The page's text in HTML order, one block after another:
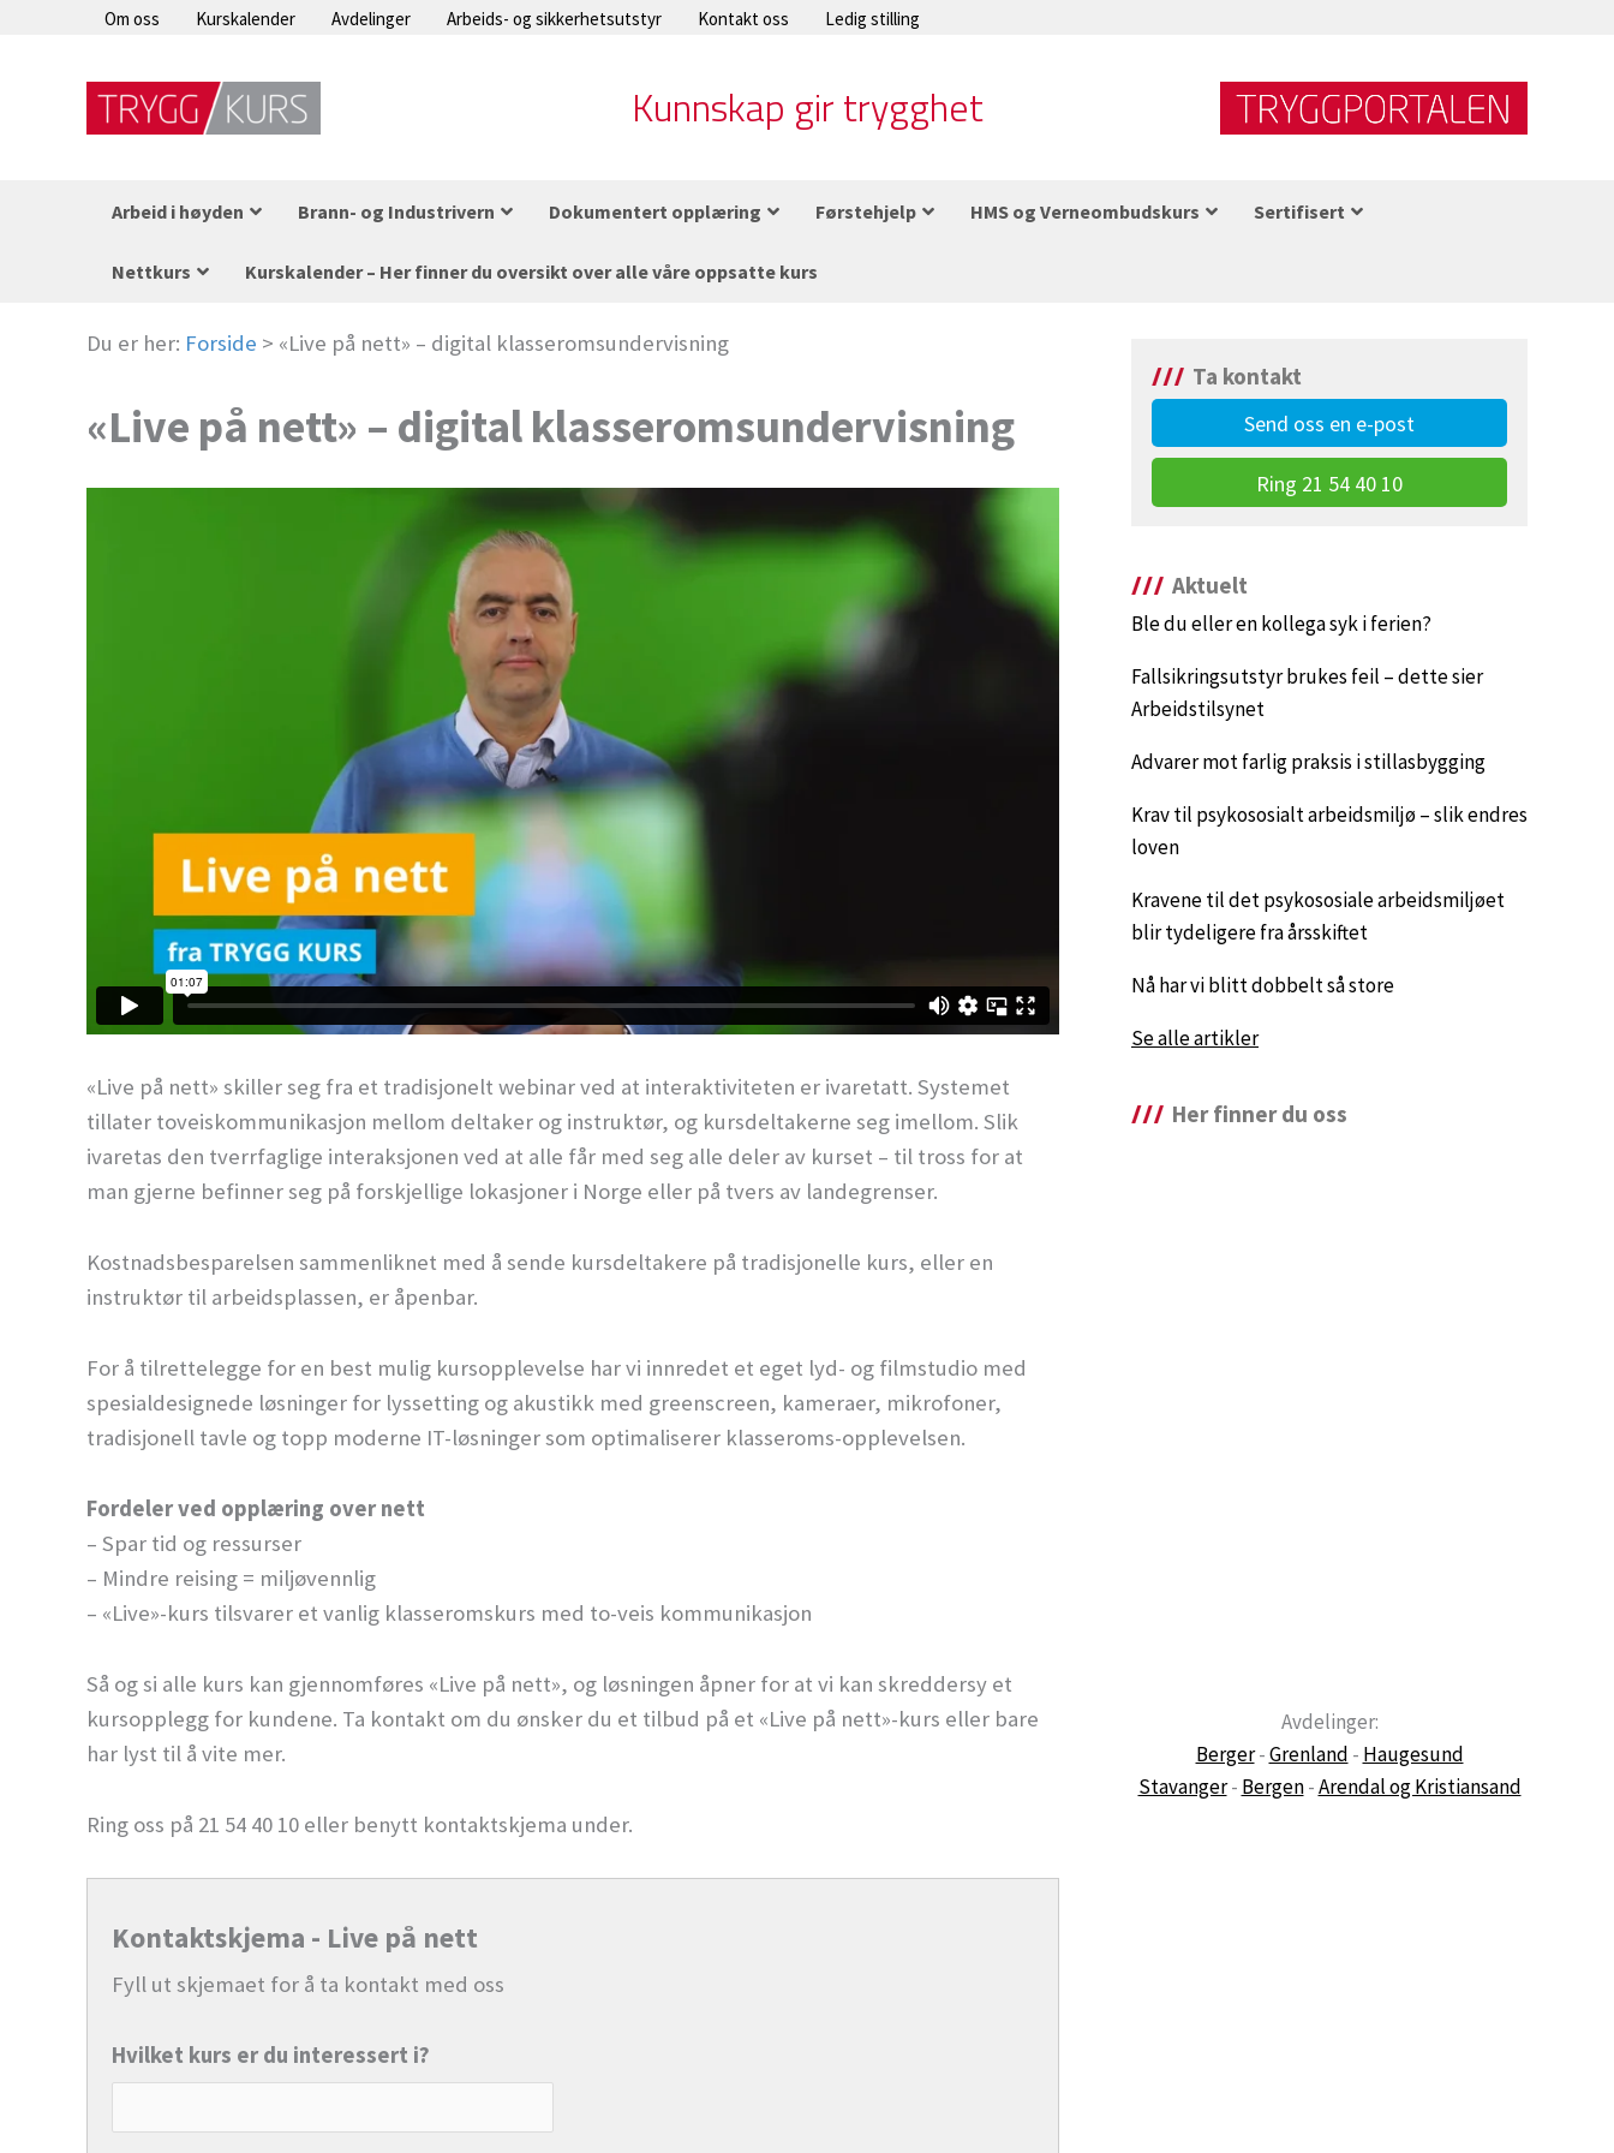
Om oss Kurskalender Avdelinger Arbeids- og sikkerhetsutstyr Kontakt oss Ledig stilling
Kunnskap gir trygghet
Arbeid i høyden Brann- og Industrivern Dokumentert opplæring Førstehjelp HMS og Verneombudskurs Sertifisert
Nettkurs Kurskalender – Her finner du oversikt over alle våre oppsatte kurs
Du er her: Forside > «Live på nett» – digital klasseromsundervisning
«Live på nett» – digital klasseromsundervisning
«Live på nett» skiller seg fra et tradisjonelt webinar ved at interaktiviteten er ivaretatt. Systemet
tillater toveiskommunikasjon mellom deltaker og instruktør, og kursdeltakerne seg imellom. Slik
ivaretas den tverrfaglige interaksjonen ved at alle får med seg alle deler av kurset – til tross for at
man gjerne befinner seg på forskjellige lokasjoner i Norge eller på tvers av landegrenser.
Kostnadsbesparelsen sammenliknet med å sende kursdeltakere på tradisjonelle kurs, eller en
instruktør til arbeidsplassen, er åpenbar.
For å tilrettelegge for en best mulig kursopplevelse har vi innredet et eget lyd- og filmstudio med
spesialdesignede løsninger for lyssetting og akustikk med greenscreen, kameraer, mikrofoner,
tradisjonell tavle og topp moderne IT-løsninger som optimaliserer klasseroms-opplevelsen.
Fordeler ved opplæring over nett
– Spar tid og ressurser
– Mindre reising = miljøvennlig
– «Live»-kurs tilsvarer et vanlig klasseromskurs med to-veis kommunikasjon
Så og si alle kurs kan gjennomføres «Live på nett», og løsningen åpner for at vi kan skreddersy et
kursopplegg for kundene. Ta kontakt om du ønsker du et tilbud på et «Live på nett»-kurs eller bare
har lyst til å vite mer.
Ring oss på 21 54 40 10 eller benytt kontaktskjema under.
Kontaktskjema - Live på nett
Fyll ut skjemaet for å ta kontakt med oss
Hvilket kurs er du interessert i?
Ta kontakt
Send oss en e-post
Ring 21 54 40 10
Aktuelt
Ble du eller en kollega syk i ferien?
Fallsikringsutstyr brukes feil – dette sier
Arbeidstilsynet
Advarer mot farlig praksis i stillasbygging
Krav til psykososialt arbeidsmiljø – slik endres
loven
Kravene til det psykososiale arbeidsmiljøet
blir tydeligere fra årsskiftet
Nå har vi blitt dobbelt så store
Se alle artikler
Her finner du oss
Avdelinger:
Berger-Grenland - Haugesund
Stavanger- Bergen-Arendal og Kristiansand